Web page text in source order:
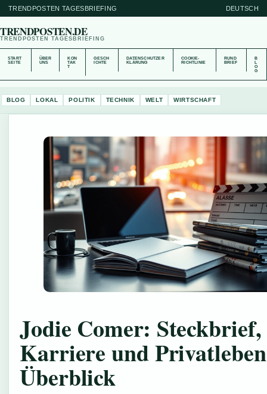
TRENDPOSTEN TAGESBRIEFING DEUTSCH
TRENDPOSTEN.DE
TRENDPOSTEN TAGESBRIEFING
START
SEITE
ÜBER
UNS
KON
TAK
T
GESCH
ICHTE
DATENSCHUTZER
KLÄRUNG
COOKIE-
RICHTLINIE
RUND
BRIEF
B
O
G
BLOG LOKAL POLITIK TECHNIK WELT WIRTSCHAFT
Jodie Comer: Steckbrief,
Karriere und
Überblick